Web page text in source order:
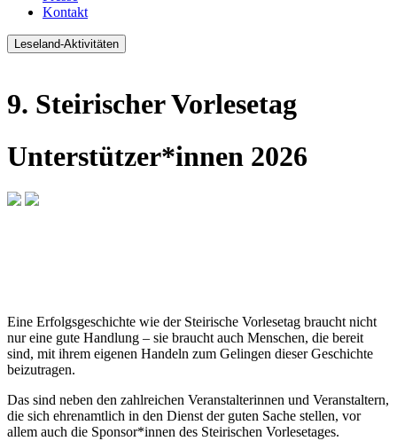
Kontakt
Leseland-Aktivitäten
9. Steirischer Vorlesetag
Unterstützer*innen 2026
Eine Erfolgsgeschichte wie der Steirische Vorlesetag braucht nicht
nur eine gute Handlung – sie braucht auch Menschen, die bereit
sind, mit ihrem eigenen Handeln zum Gelingen dieser Geschichte
beizutragen.
Das sind neben den zahlreichen Veranstalterinnen und Veranstaltern,
die sich ehrenamtlich in den Dienst der guten Sache stellen, vor
allem auch die Sponsor*innen des Steirischen Vorlesetages.